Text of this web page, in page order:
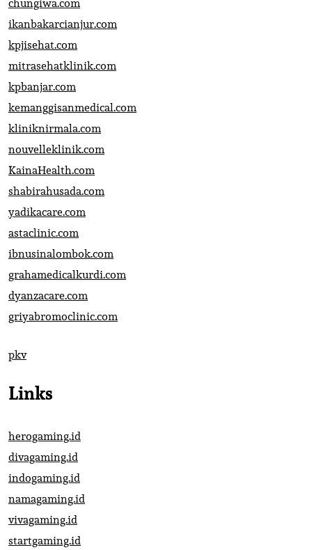
ikanbakarcianjur.com
kpjisehat.com
mitrasehatklinik.com
kpbanjar.com
kemanggisanmedical.com
kliniknirmala.com
nouvelleklinik.com
KainaHealth.com
shabirahusada.com
yadikacare.com
astaclinic.com
ibnusinalombok.com
grahamedicalkurdi.com
dyanzacare.com
griyabromoclinic.com
pkv
Links
herogaming.id
divagaming.id
indogaming.id
namagaming.id
vivagaming.id
startgaming.id